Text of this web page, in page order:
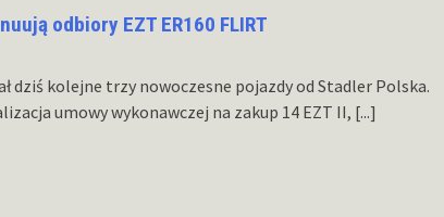
odbiory EZT ER160 FLIRT
dziś kolejne trzy nowoczesne pojazdy od Stadler Polska.
umowy wykonawczej na zakup 14 EZT II, [...]